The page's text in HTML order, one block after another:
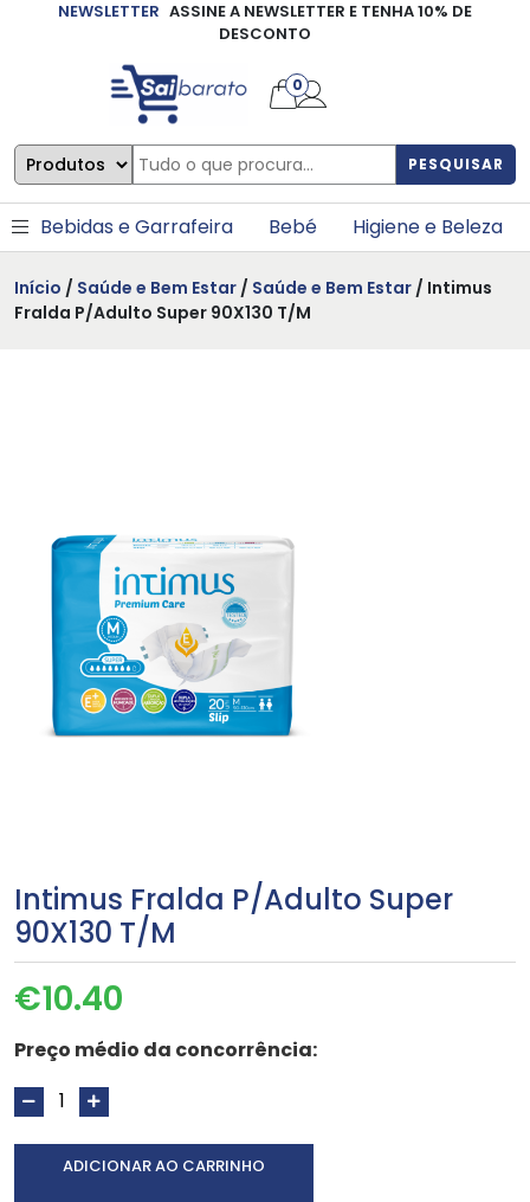
NEWSLETTER ASSINE A NEWSLETTER E TENHA 10% DE
DESCONTO
PESQUISAR
0
Bebidas e Garrafeira Bebé Higiene e Beleza
Início / Saúde e Bem Estar / Saúde e Bem Estar / Intimus
Fralda P/Adulto Super 90X130 T/M
Intimus Fralda P/Adulto Super
90X130 T/M
€10.40
Preço médio da concorrência:
ADICIONAR AO CARRINHO